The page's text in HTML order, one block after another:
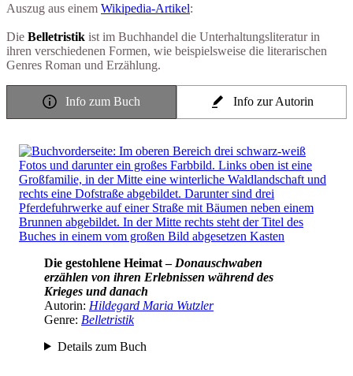
Auszug aus einem Wikipedia-Artikel:
Die Belletristik ist im Buchhandel die Unterhaltungsliteratur in
ihren verschiedenen Formen, wie beispielsweise die literarischen
Genres Roman und Erzählung.
Info zum Buch Info zur Autorin
Die gestohlene Heimat – Donauschwaben
erzählen von ihren Erlebnissen während des
Krieges und danach
Autorin: Hildegard Maria Wutzler
Genre: Belletristik
Details zum Buch